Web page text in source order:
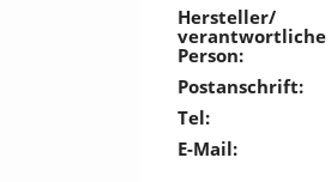
Hersteller/
verantwortliche
Person:
Postanschrift:
Tel:
E-Mail: